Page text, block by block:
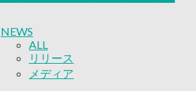
NEWS
ALL
リリース
メディア